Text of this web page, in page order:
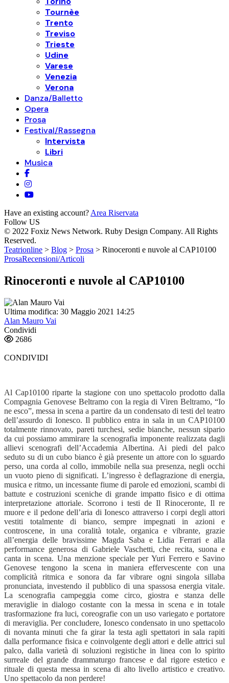
Tournèe
Trento
Treviso
Trieste
Udine
Varese
Venezia
Verona
Danza/Balletto
Opera
Prosa
Festival/Rassegna
Intervista
Libri
Musica
Have an existing account? Area Riservata
Follow US
© 2022 Foxiz News Network. Ruby Design Company. All Rights
Reserved.
Teatrionline > Blog > Prosa > Rinoceronti e nuvole al CAP10100
ProsaRecensioni/Articoli
Rinoceronti e nuvole al CAP10100
Ultima modifica: 30 Maggio 2021 14:25
Alan Mauro Vai
Condividi
2686
CONDIVIDI
Al Cap10100 riparte la stagione con uno spettacolo prodotto dalla
Compagnia Genovese Beltramo con la regia di Viren Beltramo, “Io
ne esco”, messa in scena a partire da un condensato di testi del teatro
dell’assurdo di Ionesco. Il pubblico entra in sala in un CAP10100
totalmente rinnovato, pareti turchesi, sedie bianche, nessun sipario
da cui possiamo ammirare la scenografia imponente realizzata dagli
allievi scenografi dell’Accademia Albertina. Ai piedi del palco
seduto su di un cubo bianco è già presente un attore con lo sguardo
perso, una corda al collo, immobile nella sua presenza, negli occhi
un vuoto pieno di significati. L’ingresso è deflagrazione di energia,
musica e ritmo, un incessante fiume di parole ed emozioni, scambi di
battute e costruzioni sceniche di grande impatto fisico e di ottima
interpretazione attoriale. Scorrono i testi de Il Rinoceronte, Il re
muore e il pedone dell’aria di Ionesco attraverso i corpi degli attori
vestiti totalmente di bianco, sempre impegnati in azioni e
controscene, in una coralità totale, organica e vibrante, grazie
all’energia delle bravissime Magda Saba e Lidia Ferrari e alla
performance generosa di Gabriele Vaschetti, che recita, suona e
canta in scena.Una menzione speciale perYuri Ferrero e Savino
Genovese tengono la scena in maniera effervescente con una
complicità ritmica e sonora da far vibrare ogni singola sillaba
pronunciata, investendo il pubblico di una spassosa energia vitale.
La scenografia campeggia come circo, giostra e stanza delle
meraviglie in dialogo costante con la messa in scena e in totale
trasformazione fra luci, coreografie con un uso variegato e portatore
di meraviglia. Per concludere, Ionesco condensato in uno spettacolo
di novanta minuti che fa girar la testa agli spettatori in sala rapiti
dalla performance fisica e coinvolgente degli attori e delle attrici sul
palco, dalla varietà di soluzioni registiche in linea con lo spirito
surreale del grande drammaturgo francese e dal rigore estetico e
rituale di questa messa in scena di alto livello artistico e creativo.
Uno spettacolo da non perdere!